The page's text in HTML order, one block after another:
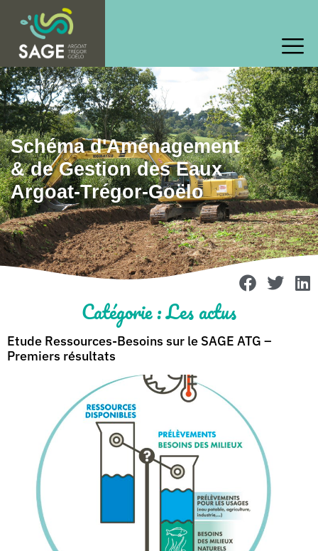
Schéma d'Aménagement
& de Gestion des Eaux
Argoat-Trégor-Goëlo
Catégorie :Les actus
Etude Ressources-Besoins sur le SAGE ATG –
Premiers résultats